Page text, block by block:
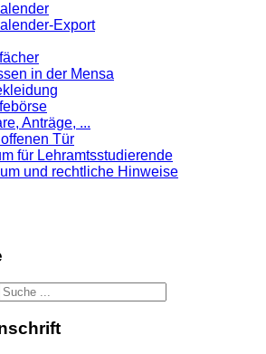
Export
in der Mensa
Anträge, ...
Tür
für Lehramts­studierende
und rechtliche Hinweise